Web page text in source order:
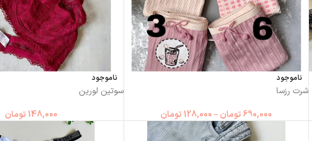
ناموجود
شرت رزسا
690,000تومان–
128,000 تومان
ناموجود
سوتین لورین
148,000 تومان